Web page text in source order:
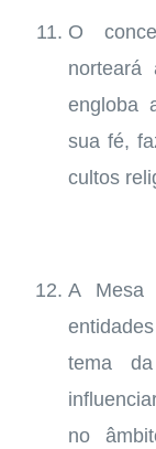
O
norteará
engloba
sua fé,
cultos
A Mesa
tema da
no